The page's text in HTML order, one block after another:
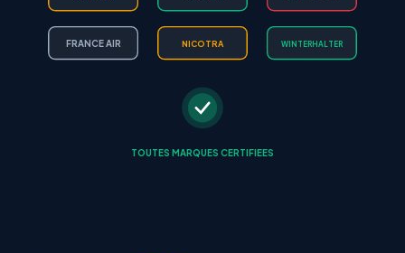
FRANCE AIR NICOTRA WINTERHALTER
TOUTES MARQUES CERTIFIEES